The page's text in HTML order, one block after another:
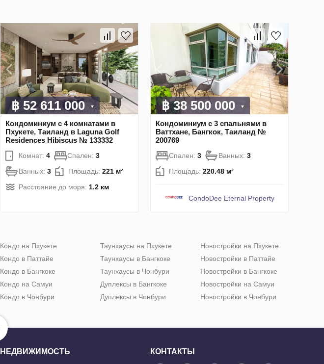
฿ 52 611 000
Кондоминиум с 4 комнатами в
Пхукете, Таиланд в Laguna Golf
Residences Hibiscus № 133332
Комнат: 4 Спален: 3
Ванных: 3 Площадь: 221 м²
Расстояние до моря: 1.2 км
฿ 38 500 000
Кондоминиум с 3 спальнями в
Ваттхане, Бангкок, Таиланд №
200769
Спален: 3 Ванных: 3
Площадь: 220.48 м²
CondoDee Eternal Property
Кондо на Пхукете
Кондо в Паттайе
Кондо в Бангкоке
Кондо на Самуи
Кондо в Чонбури
Таунхаусы на Пхукете
Таунхаусы в Бангкоке
Таунхаусы в Чонбури
Дуплексы в Бангкоке
Дуплексы в Чонбури
Новостройки на Пхукете
Новостройки в Паттайе
Новостройки в Бангкоке
Новостройки на Самуи
Новостройки в Чонбури
НЕДВИЖИМОСТЬ КОНТАКТЫ